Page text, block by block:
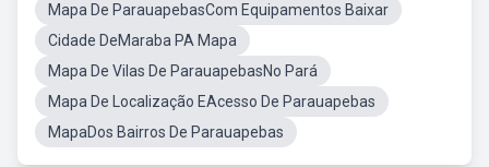
Mapa De ParauapebasCom Equipamentos Baixar
Cidade DeMaraba PA Mapa
Mapa De Vilas De ParauapebasNo Pará
Mapa De Localização EAcesso De Parauapebas
MapaDos Bairros De Parauapebas